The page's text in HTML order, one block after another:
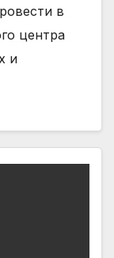
в
центра
и